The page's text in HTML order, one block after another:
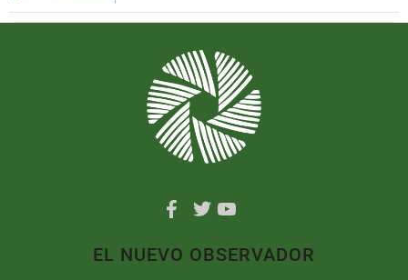
EL NUEVO OBSERVADOR